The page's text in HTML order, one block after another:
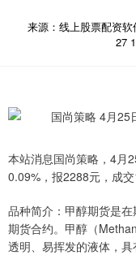
来源：线上股票配资软
27
本站消息国尚策略，4月
0.09%，报2288元，成交
品种简介：甲醇期货是
期货合约。甲醇（
透明、易挥发的液体，